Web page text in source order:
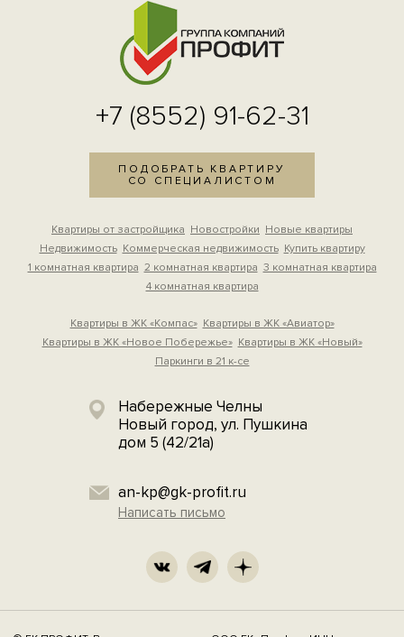
+7 (8552) 91-62-31
ПОДОБРАТЬ КВАРТИРУ
СО СПЕЦИАЛИСТОМ
Квартиры от застройщика Новостройки Новые квартиры
Недвижимость Коммерческая недвижимость Купить квартиру
1 комнатная квартира 2 комнатная квартира 3 комнатная квартира
4 комнатная квартира
Квартиры в ЖК «Компас» Квартиры в ЖК «Авиатор»
Квартиры в ЖК «Новое Побережье» Квартиры в ЖК «Новый»
Паркинги в 21 к-се
Набережные Челны
Новый город, ул. Пушкина
дом 5 (42/21а)
an-kp@gk-profit.ru
Написать письмо